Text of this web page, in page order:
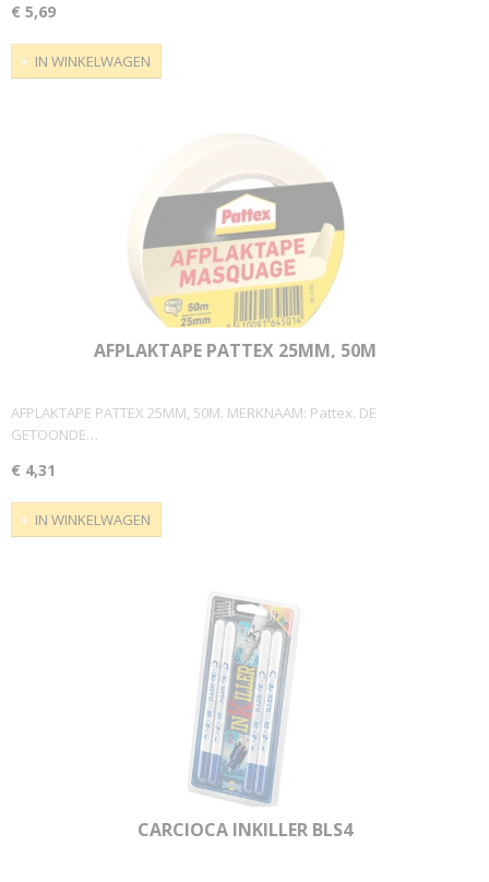
€ 5,69
IN WINKELWAGEN
AFPLAKTAPE PATTEX 25MM, 50M
AFPLAKTAPE PATTEX 25MM, 50M. MERKNAAM: Pattex. DE
GETOONDE…
€ 4,31
IN WINKELWAGEN
CARCIOCA INKILLER BLS4